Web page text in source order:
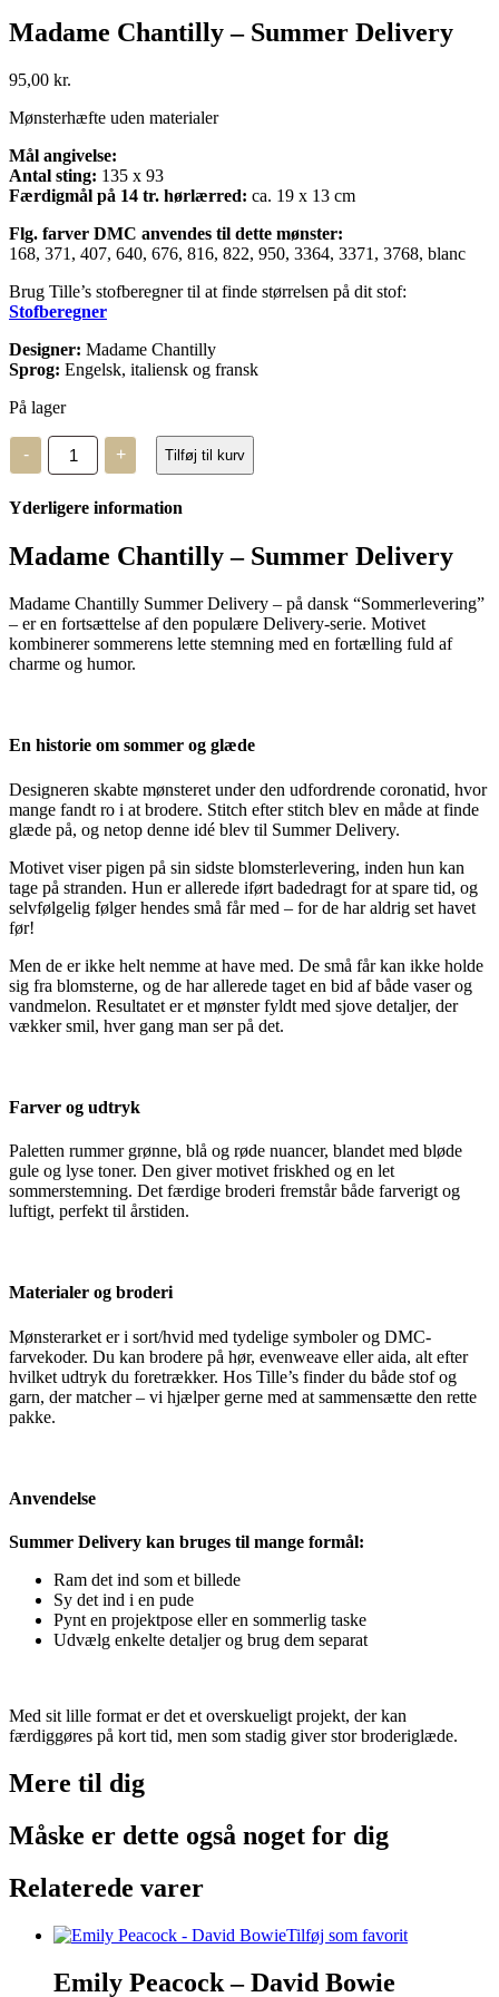
Madame Chantilly – Summer Delivery
95,00 kr.
Mønsterhæfte uden materialer
Mål angivelse:
Antal sting: 135 x 93
Færdigmål på 14 tr. hørlærred: ca. 19 x 13 cm
Flg. farver DMC anvendes til dette mønster:
168, 371, 407, 640, 676, 816, 822, 950, 3364, 3371, 3768, blanc
Brug Tille’s stofberegner til at finde størrelsen på dit stof:
Stofberegner
Designer: Madame Chantilly
Sprog: Engelsk, italiensk og fransk
På lager
-
Madame
Chantilly
–
Summer
Delivery
+ Tilføj til kurv
Yderligere information
Madame Chantilly – Summer Delivery
Madame Chantilly Summer Delivery – på dansk “Sommerlevering”
– er en fortsættelse af den populære Delivery-serie. Motivet
kombinerer sommerens lette stemning med en fortælling fuld af
charme og humor.
En historie om sommer og glæde
Designeren skabte mønsteret under den udfordrende coronatid, hvor
mange fandt ro i at brodere. Stitch efter stitch blev en måde at finde
glæde på, og netop denne idé blev til Summer Delivery.
Motivet viser pigen på sin sidste blomsterlevering, inden hun kan
tage på stranden. Hun er allerede iført badedragt for at spare tid, og
selvfølgelig følger hendes små får med – for de har aldrig set havet
før!
Men de er ikke helt nemme at have med. De små får kan ikke holde
sig fra blomsterne, og de har allerede taget en bid af både vaser og
vandmelon. Resultatet er et mønster fyldt med sjove detaljer, der
vækker smil, hver gang man ser på det.
Farver og udtryk
Paletten rummer grønne, blå og røde nuancer, blandet med bløde
gule og lyse toner. Den giver motivet friskhed og en let
sommerstemning. Det færdige broderi fremstår både farverigt og
luftigt, perfekt til årstiden.
Materialer og broderi
Mønsterarket er i sort/hvid med tydelige symboler og DMC-
farvekoder. Du kan brodere på hør, evenweave eller aida, alt efter
hvilket udtryk du foretrækker. Hos Tille’s finder du både stof og
garn, der matcher – vi hjælper gerne med at sammensætte den rette
pakke.
Anvendelse
Summer Delivery kan bruges til mange formål:
Ram det ind som et billede
Sy det ind i en pude
Pynt en projektpose eller en sommerlig taske
Udvælg enkelte detaljer og brug dem separat
Med sit lille format er det et overskueligt projekt, der kan
færdiggøres på kort tid, men som stadig giver stor broderiglæde.
Mere til dig
Måske er dette også noget for dig
Relaterede varer
Tilføj som favorit
Emily Peacock – David Bowie